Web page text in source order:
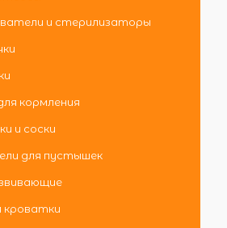
и стерилизаторы
кормления
и соски
для пустышек
кроватки